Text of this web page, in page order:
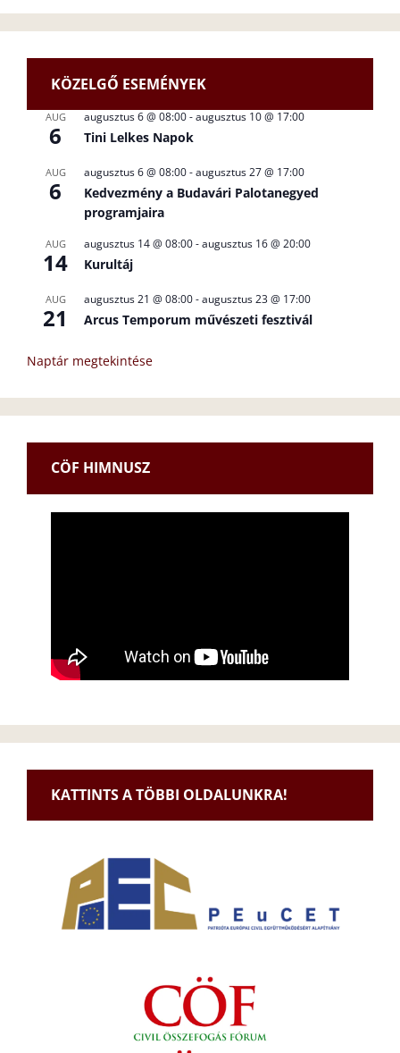
KÖZELGŐ ESEMÉNYEK
AUG
6
augusztus 6 @ 08:00-augusztus 10 @ 17:00
Tini Lelkes Napok
AUG
6
augusztus 6 @ 08:00-augusztus 27 @ 17:00
Kedvezmény a Budavári Palotanegyed
programjaira
AUG
14
augusztus 14 @ 08:00-augusztus 16 @ 20:00
Kurultáj
AUG
21
augusztus 21 @ 08:00-augusztus 23 @ 17:00
Arcus Temporum művészeti fesztivál
Naptár megtekintése
CÖF HIMNUSZ
KATTINTS A TÖBBI OLDALUNKRA!